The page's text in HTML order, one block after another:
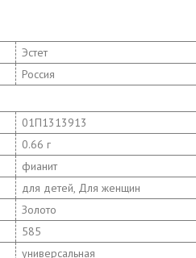
Эстет
Россия
01П1313913
0.66 г
фианит
для детей, Для женщин
Золото
585
универсальная